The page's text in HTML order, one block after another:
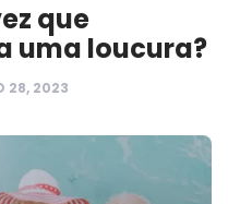
que
uma loucura?
28, 2023